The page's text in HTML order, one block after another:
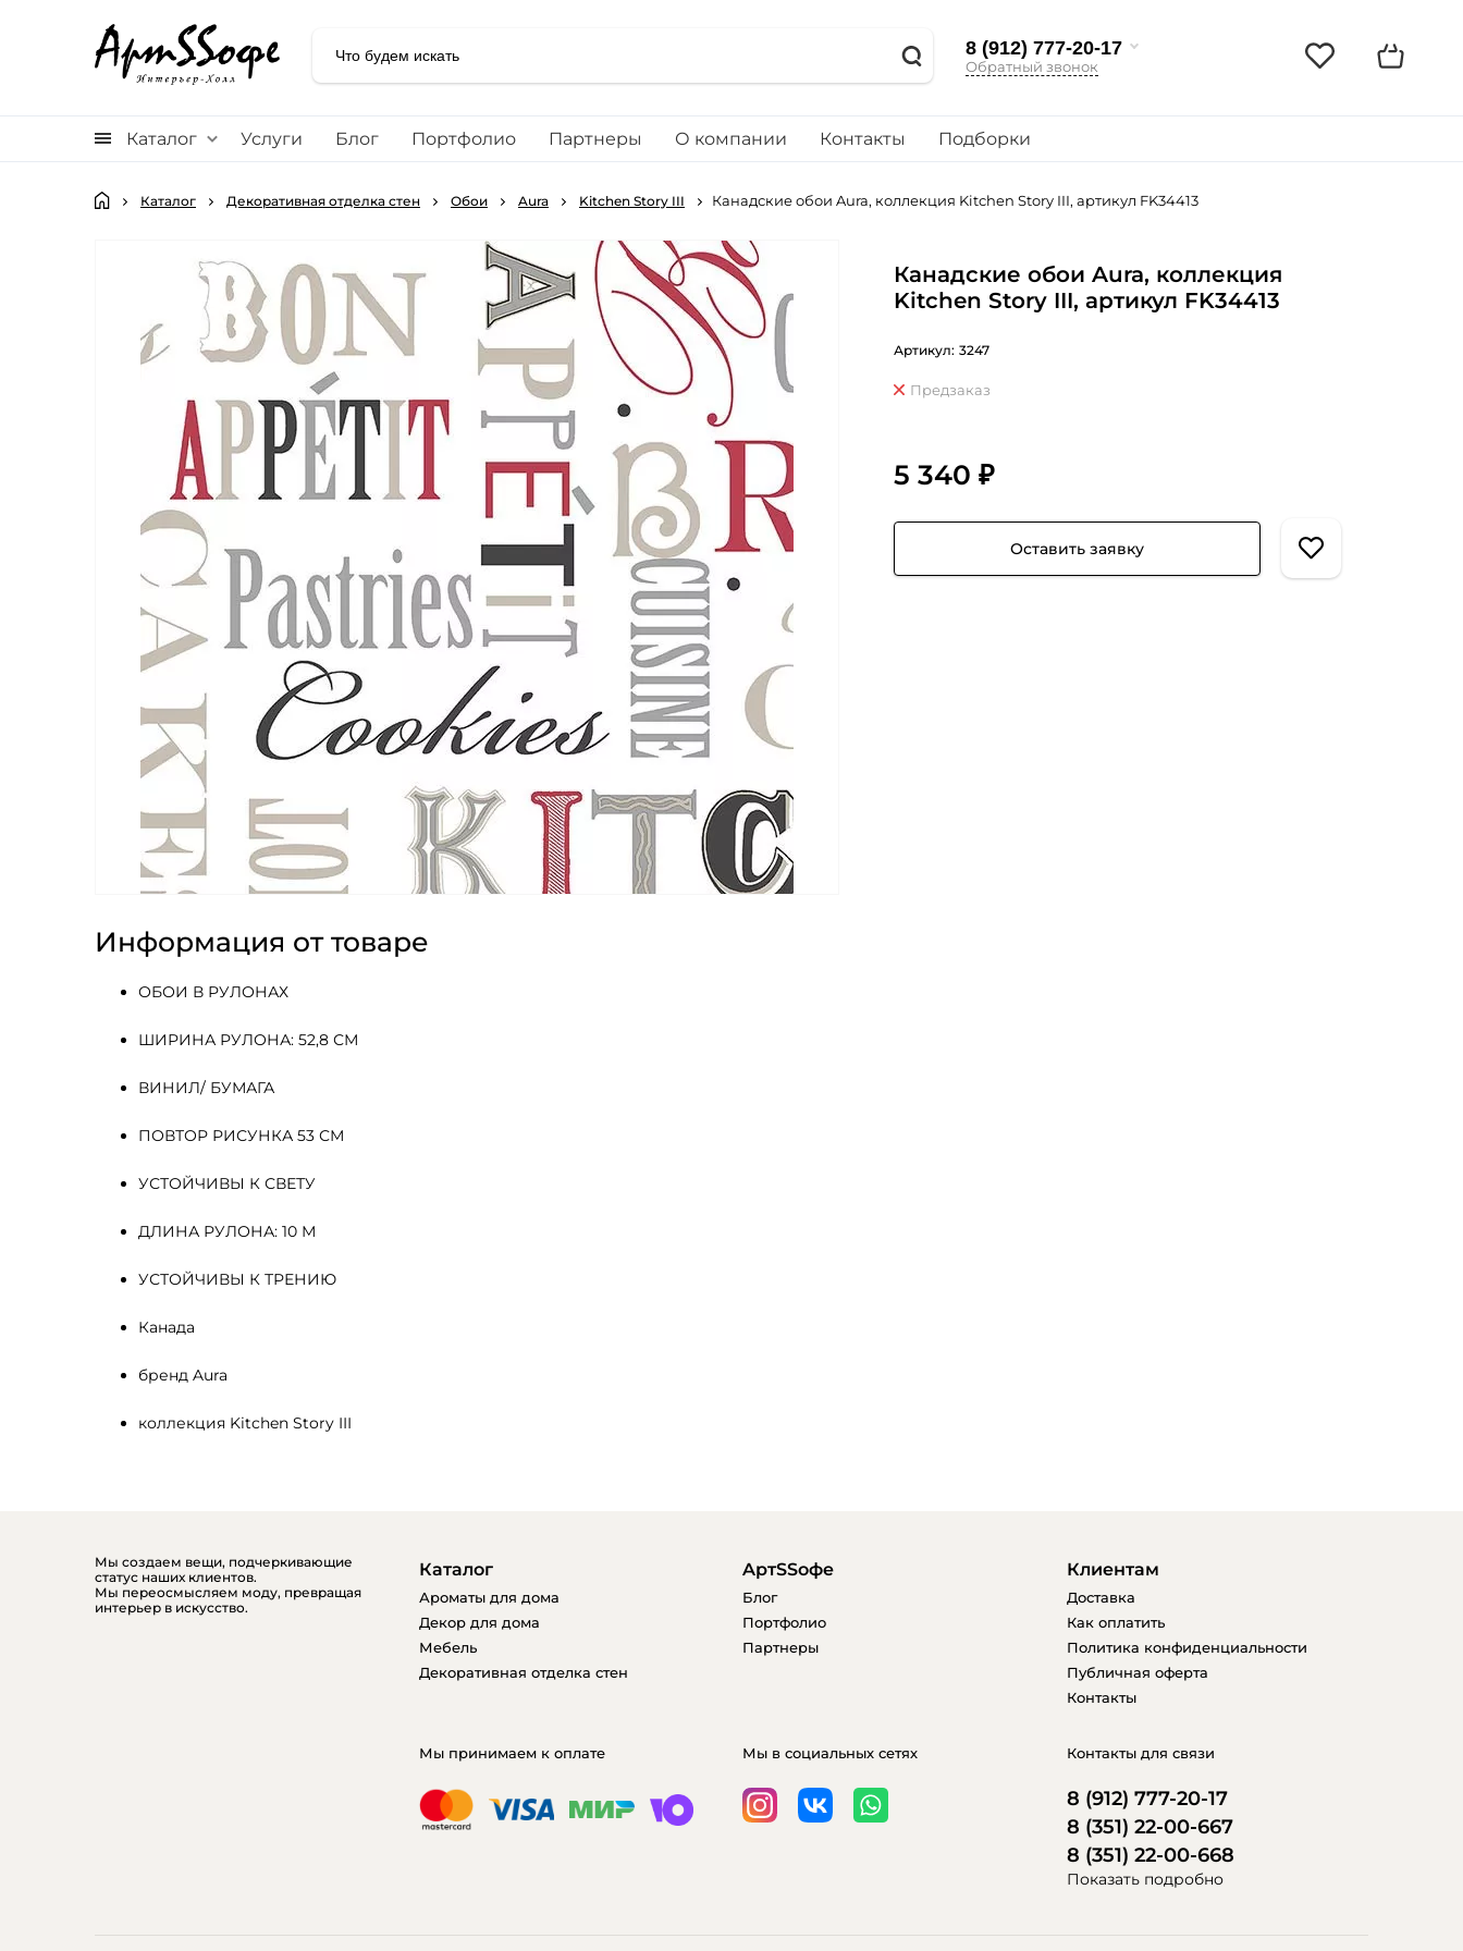
8 (912) 777-20-17
Обратный звонок
Каталог Услуги Блог Портфолио Партнеры О компании Контакты Подборки
Каталог Декоративная отделка стен Обои Aura Kitchen Story III Канадские обои Aura, коллекция Kitchen Story III, артикул FK34413
Информация от товаре
ОБОИ В РУЛОНАХ
ШИРИНА РУЛОНА: 52,8 СМ
ВИНИЛ/ БУМАГА
ПОВТОР РИСУНКА 53 СМ
УСТОЙЧИВЫ К СВЕТУ
ДЛИНА РУЛОНА: 10 М
УСТОЙЧИВЫ К ТРЕНИЮ
Канада
бренд Aura
коллекция Kitchen Story III
Канадские обои Aura, коллекция
Kitchen Story III, артикул FK34413
Артикул: 3247
Предзаказ
5 340 ₽
Оставить заявку
Мы создаем вещи, подчеркивающие
статус наших клиентов.
Мы переосмысляем моду, превращая
интерьер в искусство.
Каталог
Ароматы для дома
Декор для дома
Мебель
Декоративная отделка стен
AртSSофе
Блог
Портфолио
Партнеры
Клиентам
Доставка
Как оплатить
Политика конфиденциальности
Публичная оферта
Контакты
Мы принимаем к оплате Мы в социальных сетях Контакты для связи
8 (912) 777-20-17
8 (351) 22-00-667
8 (351) 22-00-668
Показать подробно